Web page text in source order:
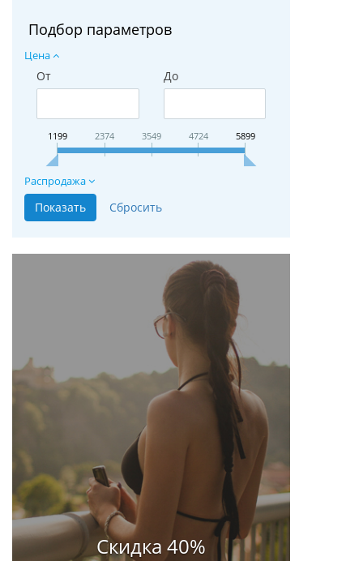
Подбор параметров
Цена
От До
1199 2374 3549 4724 5899
Распродажа
Скидка 40%